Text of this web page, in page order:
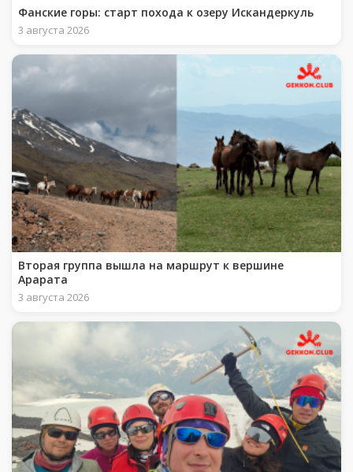
Фанские горы: старт похода к озеру Искандеркуль
3 августа 2026
Вторая группа вышла на маршрут к вершине
Арарата
3 августа 2026